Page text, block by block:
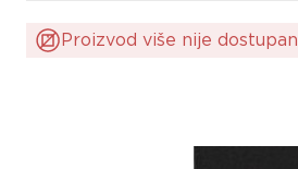
Proizvod više nije dostupan